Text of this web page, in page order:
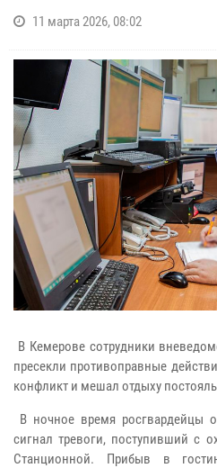
11 марта 2026, 08:02
В Кемерове сотрудники
пресекли противоправные
конфликт и мешал отдыху
В ночное время росгвардейцы
сигнал тревоги, поступивший с
Станционной. Прибыв в